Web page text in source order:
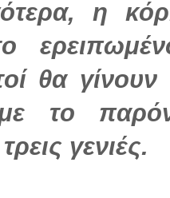
η
θα
το
γενιές.